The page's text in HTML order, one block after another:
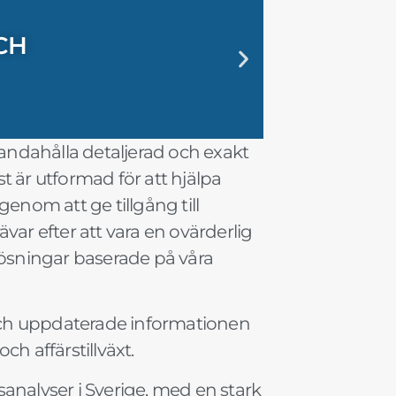
MED
OCH
MED
OCH
MED
OCH
detaljerad och exakt
är utformad för att hjälpa
att ge tillgång till
efter att vara en ovärderlig
baserade på våra
uppdaterade informationen
affärstillväxt.
i Sverige, med en stark